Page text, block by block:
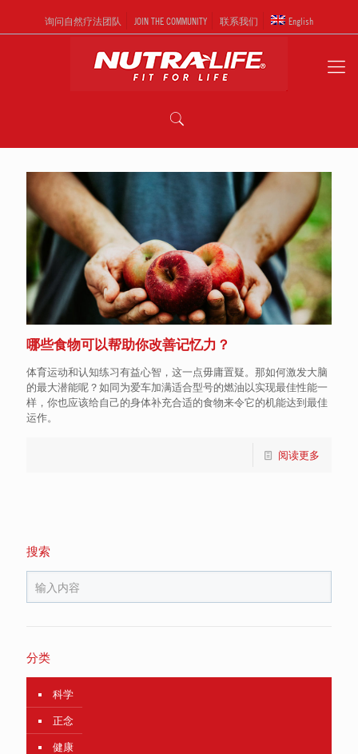
询问自然疗法团队 JOIN THE COMMUNITY 联系我们 English
哪些食物可以帮助你改善记忆力？
体育运动和认知练习有益心智，这一点毋庸置疑。那如何激发大脑
的最大潜能呢？如同为爱车加满适合型号的燃油以实现最佳性能一
样，你也应该给自己的身体补充合适的食物来令它的机能达到最佳
运作。
阅读更多
搜索
分类
科学
正念
健康